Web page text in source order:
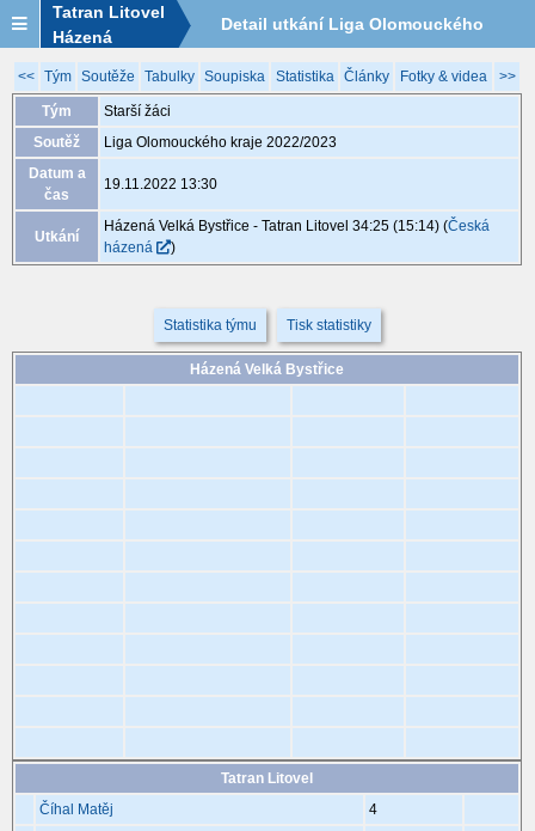
Tatran Litovel
Házená
Detail utkání Liga Olomouckého
kraje 2022/2023, MGA032, 19.11.
<< Tým Soutěže Tabulky Soupiska Statistika Články Fotky & videa >>
Tým
Starší žáci
Soutěž
Liga Olomouckého kraje 2022/2023
Datum a
čas
19.11.2022 13:30
Utkání
Házená Velká Bystřice - Tatran Litovel 34:25 (15:14)(Česká
házená
)
Statistika týmu Tisk statistiky
Házená Velká Bystřice
Tatran Litovel
Číhal Matěj
4